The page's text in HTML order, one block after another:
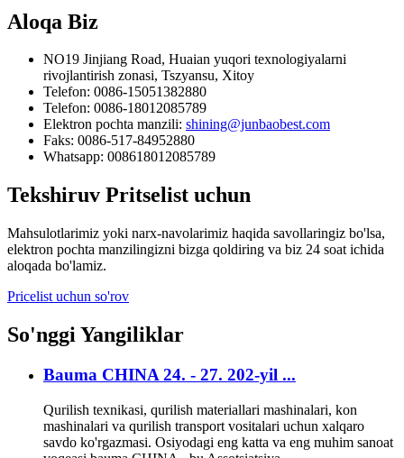
Aloqa Biz
NO19 Jinjiang Road, Huaian yuqori texnologiyalarni
rivojlantirish zonasi, Tszyansu, Xitoy
Telefon: 0086-15051382880
Telefon: 0086-18012085789
Elektron pochta manzili: shining@junbaobest.com
Faks: 0086-517-84952880
Whatsapp: 008618012085789
Tekshiruv Pritselist uchun
Mahsulotlarimiz yoki narx-navolarimiz haqida savollaringiz bo'lsa,
elektron pochta manzilingizni bizga qoldiring va biz 24 soat ichida
aloqada bo'lamiz.
Pricelist uchun so'rov
So'nggi Yangiliklar
Bauma CHINA 24. - 27. 202-yil ...
Qurilish texnikasi, qurilish materiallari mashinalari, kon
mashinalari va qurilish transport vositalari uchun xalqaro
savdo ko'rgazmasi. Osiyodagi eng katta va eng muhim sanoat